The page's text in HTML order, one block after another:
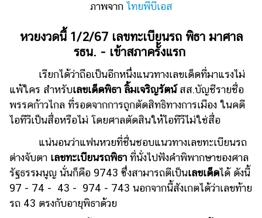
อาหาร
ช้อป
รถยนต์
บ้าน
และ
ตกแต่ง
มือ
ถือ
ราคา
ภาพจาก ไทยพีบีเอส
หวยงวดนี้ 1/2/67 เลขทะเบียนรถ พิธา มาศาล
รธน. - เข้าสภาครั้งแรก
เรียกได้ว่าถือเป็นอีกหนึ่งแนวทางเลขเด็ดที่มาแรงไม่
แพ้ใคร สำหรับเลขเด็ดพิธา ลิ้มเจริญรัตน์ สส.บัญชีรายชื่อ
พรรคก้าวไกล ที่รอดจากการถูกตัดสิทธิทางการเมือง ในคดี
ไอทีวีเป็นสื่อหรือไม่ โดยศาลตัดสินให้ไอทีวีไม่ใช่สื่อ
แน่นอนว่าแฟนหวยที่ชื่นชอบแนวทางเลขทะเบียนรถ
ต่างจับตา เลขทะเบียนรถพิธา ที่นั่งไปฟังคำพิพากษาของศาล
รัฐธรรมนูญ นั่นก็คือ 9743 ซึ่งสามารถตีเป็นเลขเด็ดได้ ดังนี้
97 - 74 - 43 - 974 - 743 นอกจากนี้สังเกตได้ว่าเลขท้าย
รถ 43 ตรงกับอายุพิธาด้วย